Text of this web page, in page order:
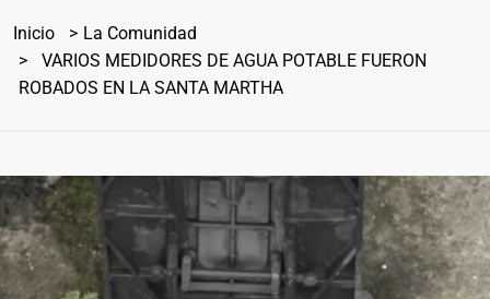
Inicio
La Comunidad
VARIOS MEDIDORES DE AGUA POTABLE FUERON
ROBADOS EN LA SANTA MARTHA